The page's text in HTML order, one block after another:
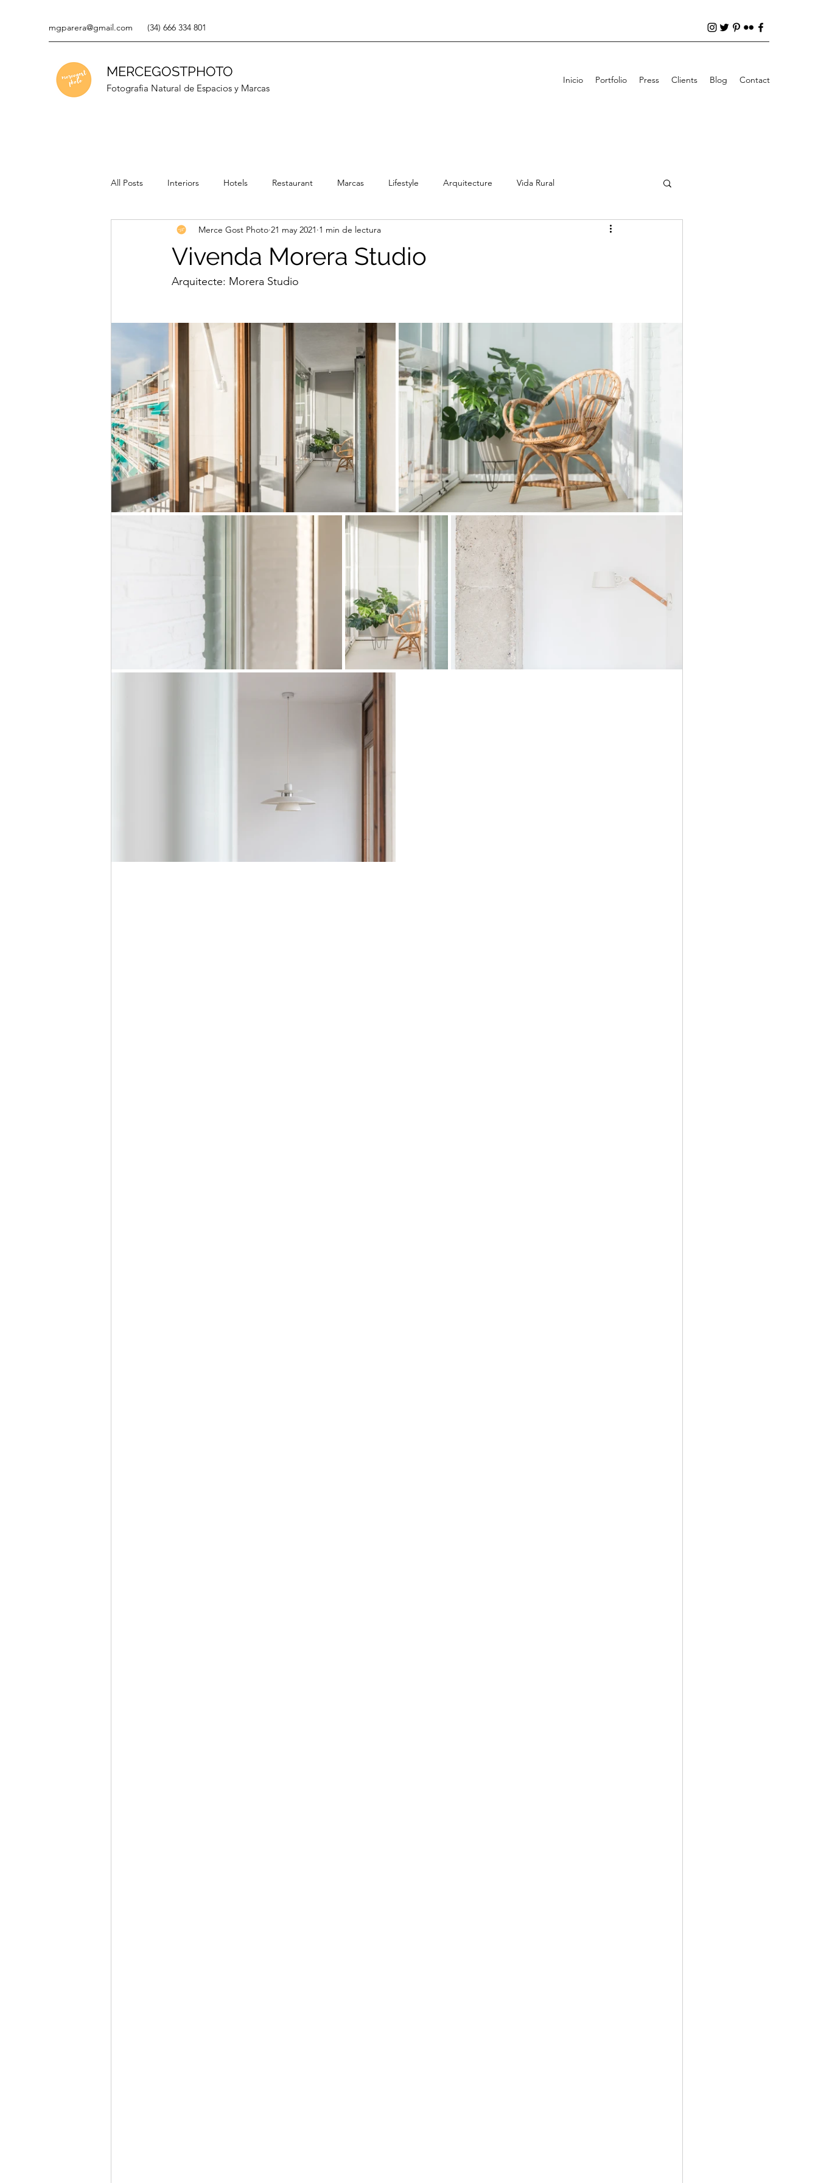
mgparera@gmail.com (34) 666 334 801
MERCEGOSTPHOTO
Fotografia Natural de Espacios y Marcas
Inicio Portfolio Press Clients Blog Contact
All Posts Interiors Hotels Restaurant Marcas Lifestyle Arquitecture Vida Rural
Vivenda Morera Studio
Merce Gost Photo 21 may 2021 1 min de lectura
Arquitecte: Morera Studio